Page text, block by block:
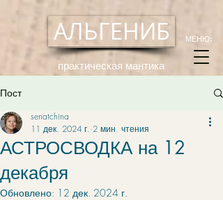
АЛЬГЕНИБ
практическая мантика
МЕНЮ:
Пост
АСТРОСВОДКА на 12
декабря
senatchina
11 дек. 2024 г. 2 мин. чтения
Обновлено: 12 дек. 2024 г.